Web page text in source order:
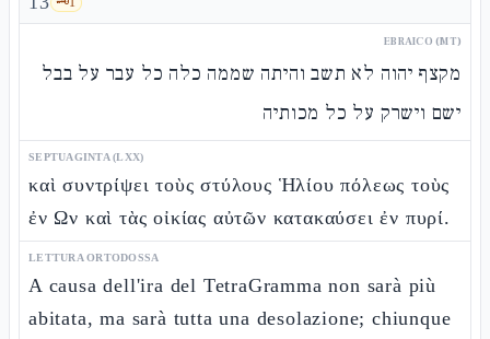
EBRAICO (MT)
מקצף יהוה לא תשב והיתה שממה כלה כל עבר על בבל
ישם וישרק על כל מכותיה
SEPTUAGINTA (LXX)
καὶ συντρίψει τοὺς στύλους Ἡλίου πόλεως τοὺς
ἐν Ων καὶ τὰς οἰκίας αὐτῶν κατακαύσει ἐν πυρί.
LETTURA ORTODOSSA
A causa dell'ira del TetraGramma non sarà più
abitata, ma sarà tutta una desolazione; chiunque